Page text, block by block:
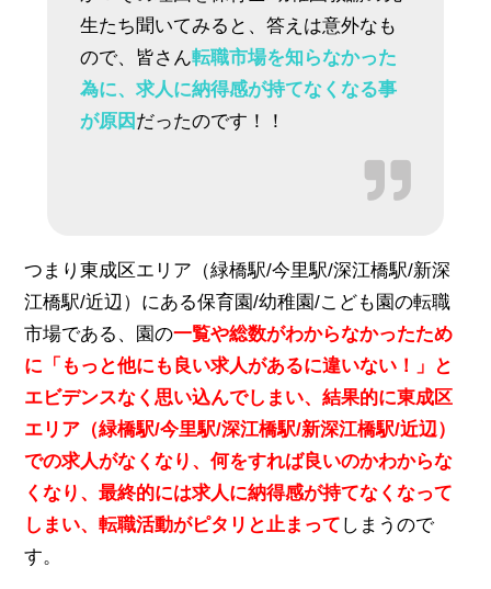
生たち聞いてみると、答えは意外なも
ので、皆さん転職市場を知らなかった
為に、求人に納得感が持てなくなる事
が原因 だったのです！！
つまり東成区エリア（緑橋駅/今里駅/深江橋駅/新深
江橋駅/近辺）にある保育園/幼稚園/こども園の転職
市場である、園の一覧や総数がわからなかったため
に「もっと他にも良い求人があるに違いない！」と
エビデンスなく思い込んでしまい、結果的に東成区
エリア（緑橋駅/今里駅/深江橋駅/新深江橋駅/近辺）
での求人がなくなり、何をすれば良いのかわからな
くなり、最終的には求人に納得感が持てなくなって
しまい、転職活動がピタリと止まって しまうので
す。